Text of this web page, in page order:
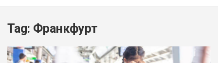
Tag: Франкфурт